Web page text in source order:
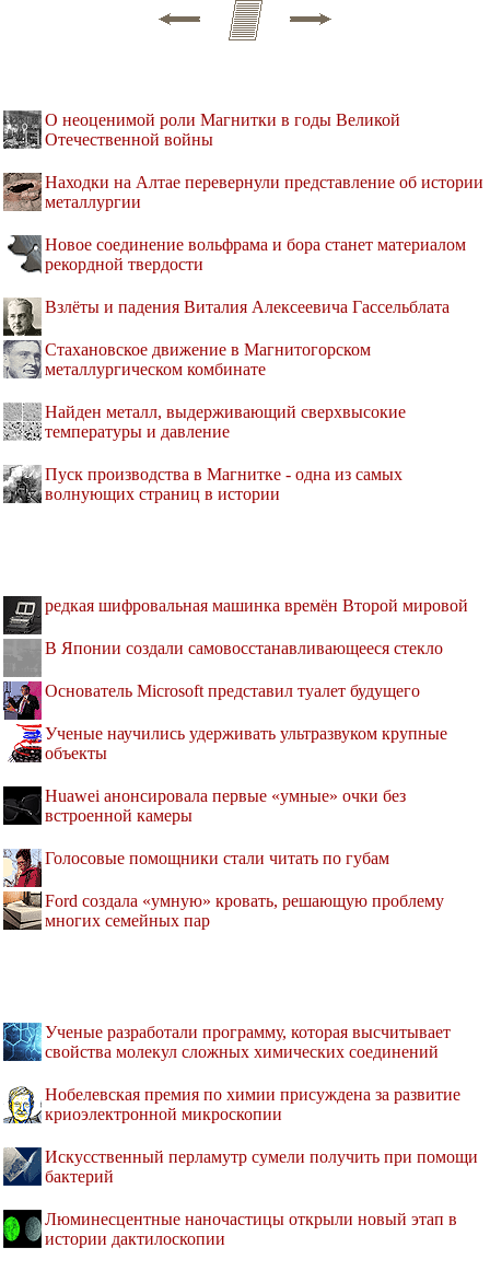
О неоценимой роли Магнитки в годы Великой
Отечественной войны
Находки на Алтае перевернули представление об истории
металлургии
Новое соединение вольфрама и бора станет материалом
рекордной твердости
Взлёты и падения Виталия Алексеевича Гассельблата
Стахановское движение в Магнитогорском
металлургическом комбинате
Найден металл, выдерживающий сверхвысокие
температуры и давление
Пуск производства в Магнитке - одна из самых
волнующих страниц в истории
редкая шифровальная машинка времён Второй мировой
В Японии создали самовосстанавливающееся стекло
Основатель Microsoft представил туалет будущего
Ученые научились удерживать ультразвуком крупные
объекты
Huawei анонсировала первые «умные» очки без
встроенной камеры
Голосовые помощники стали читать по губам
Ford создала «умную» кровать, решающую проблему
многих семейных пар
Ученые разработали программу, которая высчитывает
свойства молекул сложных химических соединений
Нобелевская премия по химии присуждена за развитие
криоэлектронной микроскопии
Искусственный перламутр сумели получить при помощи
бактерий
Люминесцентные наночастицы открыли новый этап в
истории дактилоскопии